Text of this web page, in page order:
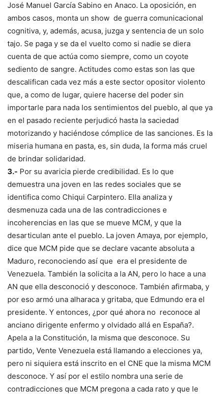
José Manuel García Sabino en Anaco. La oposición, en
ambos casos, monta un show de guerra comunicacional
cognitiva, y, además, acusa, juzga y sentencia de un solo
tajo. Se paga y se da el vuelto como si nadie se diera
cuenta de que actúa como siempre, como un coyote
sediento de sangre. Actitudes como estas son las que
descalifican cada vez más a este sector opositor violento
que, a como de lugar, quiere hacerse del poder sin
importarle para nada los sentimientos del pueblo, al que ya
en el pasado reciente perjudicó hasta la saciedad
motorizando y haciéndose cómplice de las sanciones. Es la
miseria humana en pasta, es, sin duda, la forma más cruel
de brindar solidaridad.
3.- Por su avaricia pierde credibilidad. Es lo que
demuestra una joven en las redes sociales que se
identifica como Chiqui Carpintero. Ella analiza y
desmenuza cada una de las contradicciones e
incoherencias en las que se mueve MCM, y que la
desarticulan ante el pueblo. La joven Amaya, por ejemplo,
dice que MCM pide que se declare vacante absoluta a
Maduro, reconociendo así que era el presidente de
Venezuela. También la solicita a la AN, pero lo hace a una
AN que ella desconoció y desconoce. También afirmaba, y
por eso armó una alharaca y gritaba, que Edmundo era el
presidente. Y entonces, ¿por qué ahora no reconoce al
anciano dirigente enfermo y olvidado allá en España?.
Apela a la Constitución, la misma que desconoce. Su
partido, Vente Venezuela está llamando a elecciones ya,
pero ni siquiera está inscrito en el CNE que la misma MCM
desconoce. Y así por el estilo nombra una serie de
contradicciones que MCM pregona a cada rato y que le